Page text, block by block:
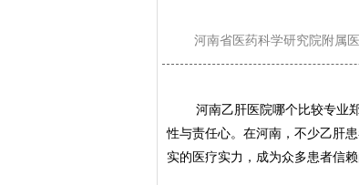
河南省医药科学研究院附属
河南乙肝医院哪个比较专业郑
性与责任心。在河南，不少乙肝
实的医疗实力，成为众多患者信